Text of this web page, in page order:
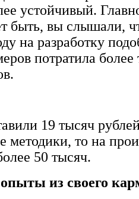
устойчивый.
быть, вы слышали,
на разработку
потратила более
19 тысяч
методики, то на
50 тысяч.
из своего